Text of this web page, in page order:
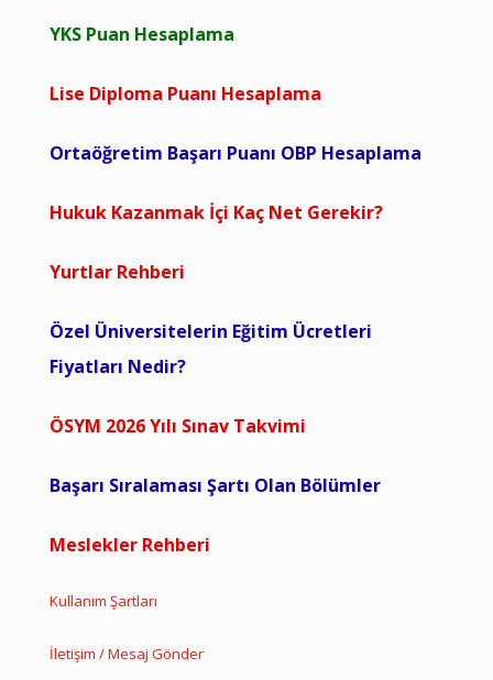
YKS Puan Hesaplama
Lise Diploma Puanı Hesaplama
Ortaöğretim Başarı Puanı OBP Hesaplama
Hukuk Kazanmak İçi Kaç Net Gerekir?
Yurtlar Rehberi
Özel Üniversitelerin Eğitim Ücretleri
Fiyatları Nedir?
ÖSYM 2026 Yılı Sınav Takvimi
Başarı Sıralaması Şartı Olan Bölümler
Meslekler Rehberi
Kullanım Şartları
İletişim / Mesaj Gönder